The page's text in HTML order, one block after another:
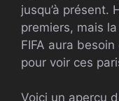
jusqu’à présent.
premiers, mais
FIFA aura
pour voir ces
Voici un aperçu